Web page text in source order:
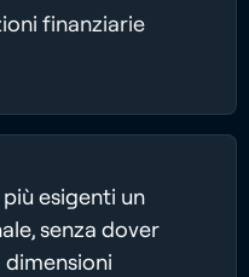
finanziarie
esigenti un
senza dover